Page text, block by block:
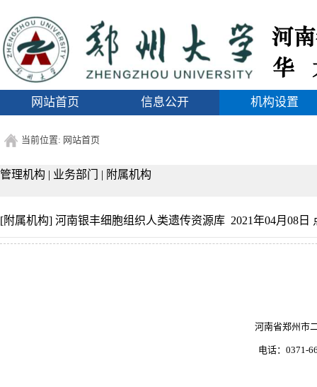
网站首页 信息公开 机构设置
当前位置: 网站首页
管理机构 | 业务部门 | 附属机构
[附属机构] 河南银丰细胞组织人类遗传资源库 2021年04月08日
河南省郑州市
电话：0371-